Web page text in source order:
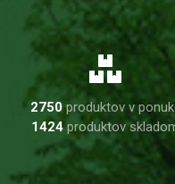
2750produktov v
1424produktov